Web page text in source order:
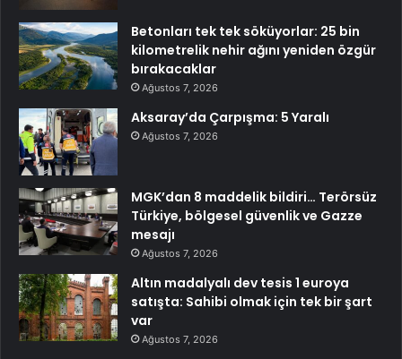
Betonları tek tek söküyorlar: 25 bin
kilometrelik nehir ağını yeniden özgür
bırakacaklar
Ağustos 7, 2026
Aksaray’da Çarpışma: 5 Yaralı
Ağustos 7, 2026
MGK’dan 8 maddelik bildiri… Terörsüz
Türkiye, bölgesel güvenlik ve Gazze
mesajı
Ağustos 7, 2026
Altın madalyalı dev tesis 1 euroya
satışta: Sahibi olmak için tek bir şart
var
Ağustos 7, 2026